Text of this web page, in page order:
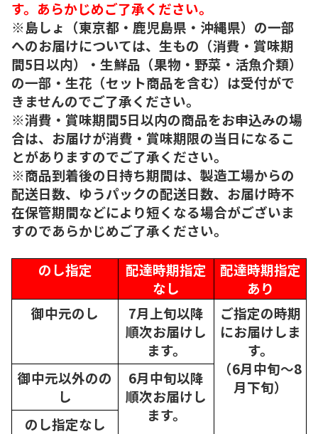
す。あらかじめご了承ください。
※島しょ（東京都・鹿児島県・沖縄県）の一部
へのお届けについては、生もの（消費・賞味期
間5日以内）・生鮮品（果物・野菜・活魚介類）
の一部・生花（セット商品を含む）は受付がで
きませんのでご了承ください。
※消費・賞味期間5日以内の商品をお申込みの場
合は、お届けが消費・賞味期限の当日になるこ
とがありますのでご了承ください。
※商品到着後の日持ち期間は、製造工場からの
配送日数、ゆうパックの配送日数、お届け時不
在保管期間などにより短くなる場合がございま
すのであらかじめご了承ください。
のし指定
配達時期指定
なし
配達時期指定
あり
御中元のし
7月上旬以降
順次お届けし
ます。
ご指定の時期
にお届けしま
す。
（6月中旬～8
月下旬）
御中元以外のの
し
6月中旬以降
順次お届けし
ます。
のし指定なし